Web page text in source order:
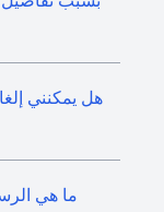
هل يمكنني
ما هي